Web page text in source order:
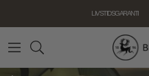
LIVSTIDSGARANTI